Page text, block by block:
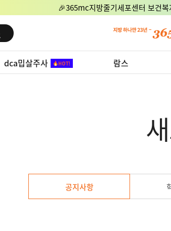
🎉365mc지방줄기세포센터 보건
dca밉살주사 람스
공지사항